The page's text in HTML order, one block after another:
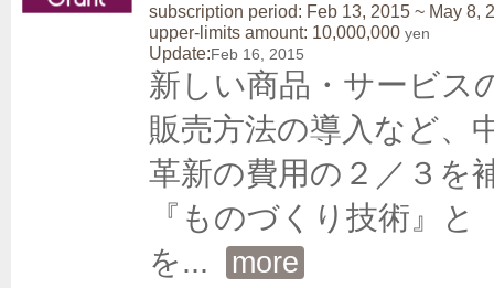
subscription period: Feb 13, 2015 ~ May 8,
upper-limits amount: 10,000,000 yen
Update:Feb 16, 2015
新しい商品・サービス
販売方法の導入など、
革新の費用の２／３を
『ものづくり技術』
を... more